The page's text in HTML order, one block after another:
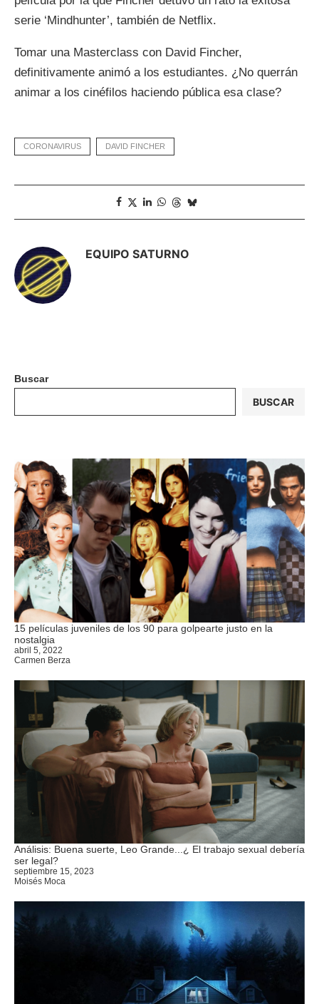
serie ‘Mindhunter’, también de Netflix.
Tomar una Masterclass con David Fincher,
definitivamente animó a los estudiantes. ¿No querrán
animar a los cinéfilos haciendo pública esa clase?
CORONAVIRUS DAVID FINCHER
EQUIPO SATURNO
Buscar
BUSCAR
15 películas juveniles de los 90 para golpearte justo en la
nostalgia
abril 5, 2022
Carmen Berza
Análisis: Buena suerte, Leo Grande...¿ El trabajo sexual debería
ser legal?
septiembre 15, 2023
Moisés Moca